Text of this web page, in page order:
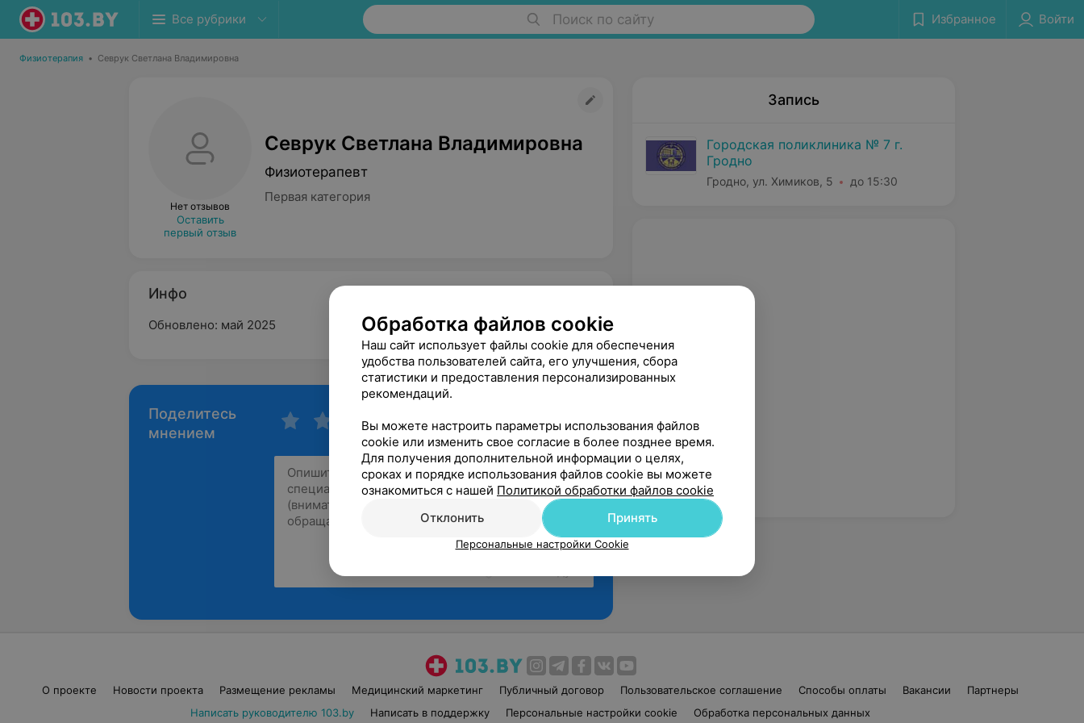
Все рубрики Поиск по сайту Избранное Войти
Физиотерапия • Севрук Светлана Владимировна
Нет отзывов
Оставить
первый отзыв
Севрук Светлана Владимировна
Физиотерапевт
Первая категория
Инфо
Обновлено: май 2025
Поделитесь
мнением
Запись
Городская поликлиника № 7 г.
Гродно
Гродно, ул. Химиков, 5 до 15:30
О проекте Новости проекта Размещение рекламы Медицинский маркетинг Публичный договор Пользовательское соглашение Способы оплаты Вакансии
Партнеры
Написать руководителю 103.by
Написать в поддержку Персональные настройки cookie Обработка персональных данных
Обработка файлов cookie
Наш сайт использует файлы cookie для обеспечения
удобства пользователей сайта, его улучшения, сбора
статистики и предоставления персонализированных
рекомендаций.
Вы можете настроить параметры использования файлов
cookie или изменить свое согласие в более позднее время.
Для получения дополнительной информации о целях,
сроках и порядке использования файлов cookie вы можете
ознакомиться с нашей Политикой обработки файлов cookie
Отклонить
Принять
Персональные настройки Cookie